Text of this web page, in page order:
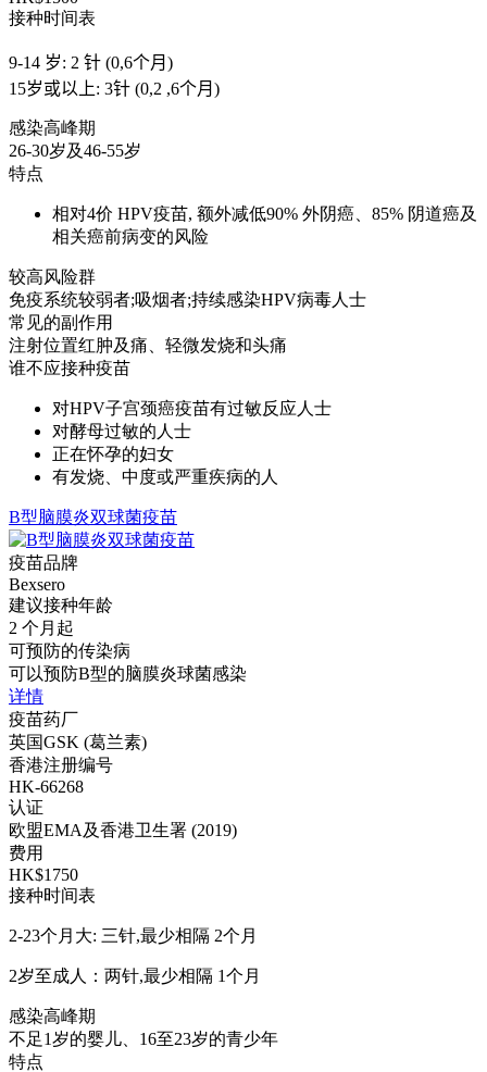
接种时间表
9-14 岁: 2 针 (0,6个月)
15岁或以上: 3针 (0,2 ,6个月)
感染高峰期
26-30岁及46-55岁
特点
相对4价 HPV疫苗, 额外减低90% 外阴癌、85% 阴道癌及
相关癌前病变的风险
较高风险群
免疫系统较弱者;吸烟者;持续感染HPV病毒人士
常见的副作用
注射位置红肿及痛、轻微发烧和头痛
谁不应接种疫苗
对HPV子宫颈癌疫苗有过敏反应人士
对酵母过敏的人士
正在怀孕的妇女
有发烧、中度或严重疾病的人
B型脑膜炎双球菌疫苗
疫苗品牌
Bexsero
建议接种年龄
2 个月起
可预防的传染病
可以预防B型的脑膜炎球菌感染
详情
疫苗药厂
英国GSK (葛兰素)
香港注册编号
HK-66268
认证
欧盟EMA及香港卫生署 (2019)
费用
HK$1750
接种时间表
2-23个月大: 三针,最少相隔 2个月
2岁至成人：两针,最少相隔 1个月
感染高峰期
不足1岁的婴儿、16至23岁的青少年
特点